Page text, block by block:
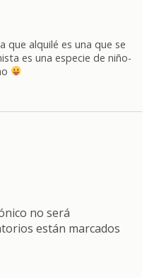
que alquilé es una que se
es una especie de niño-
no será
están marcados